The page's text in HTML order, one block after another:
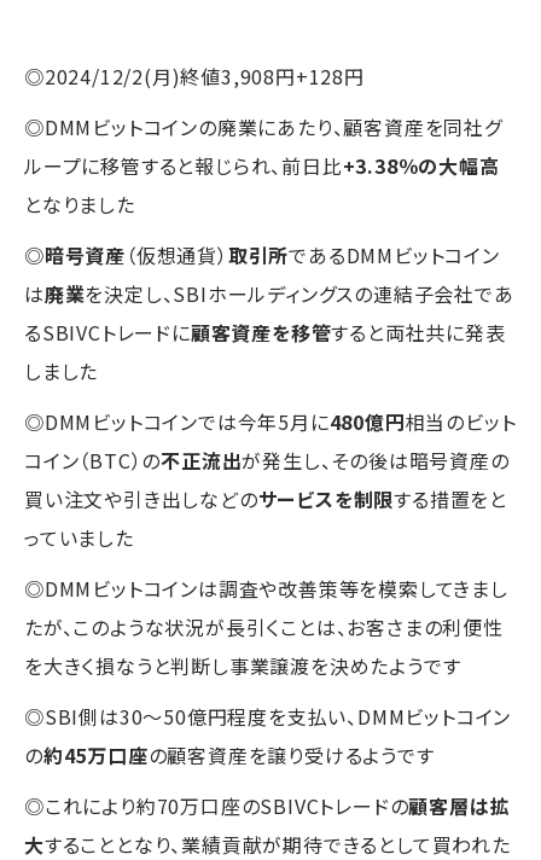
◎2024/12/2(月)終値3,908円+128円
◎DMMビットコインの廃業にあたり、顧客資産を同社グ
ループに移管すると報じられ、前日比+3.38％の大幅高
となりました
◎暗号資産 （仮想通貨） 取引所であるDMMビットコイン
は廃業を決定し、SBIホールディングスの連結子会社であ
るSBIVCトレードに顧客資産を移管すると両社共に発表
しました
◎DMMビットコインでは今年5月に480億円相当のビット
コイン（BTC）の不正流出が発生し、その後は暗号資産の
買い注文や引き出しなどのサービスを制限する措置をと
っていました
◎DMMビットコインは調査や改善策等を模索してきまし
たが、このような状況が長引くことは、お客さまの利便性
を大きく損なうと判断し事業譲渡を決めたようです
◎SBI側は30～50億円程度を支払い、DMMビットコイン
の約45万口座の顧客資産を譲り受けるようです
◎これにより約70万口座のSBIVCトレードの顧客層は拡
大することとなり、業績貢献が期待できるとして買われた